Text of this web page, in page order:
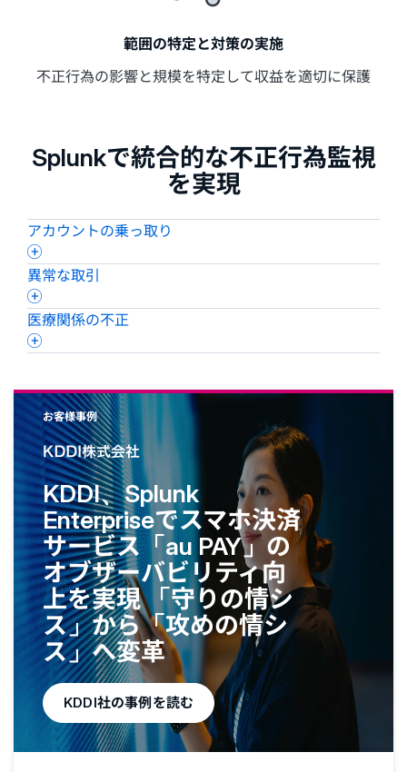
範囲の特定と対策の実施
不正行為の影響と規模を特定して収益を適切に保護
Splunkで統合的な不正行為監視
を実現
アカウントの乗っ取り
異常な取引
医療関係の不正
お客様事例
KDDI、Splunk
Enterpriseでスマホ決済
サービス「au PAY」の
オブザーバビリティ向
上を実現 「守りの情シ
ス」から「攻めの情シ
ス」へ変革
KDDI社の事例を読む